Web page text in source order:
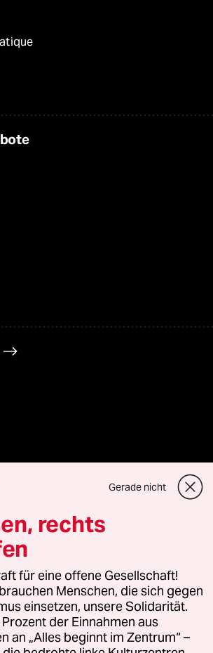
und Vertriebs GmbH
Bei rechtlichen Fragen oder für Genehmigungen
lizenzen@taz.de
Kommune-Richtlinien
Gerade nicht
rechts
für eine offene Gesellschaft!
Menschen, die sich gegen
einsetzen, unsere Solidarität.
der Einnahmen aus
an „Alles beginnt im Zentrum“ –